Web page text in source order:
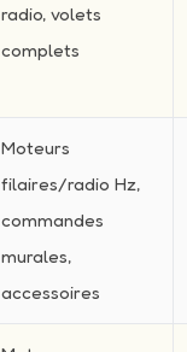
radio, volets
complets
Moteurs
filaires/radio Hz,
commandes
murales,
accessoires